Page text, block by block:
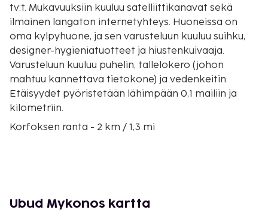
tv:t. Mukavuuksiin kuuluu satelliittikanavat sekä
ilmainen langaton internetyhteys. Huoneissa on
oma kylpyhuone, ja sen varusteluun kuuluu suihku,
designer-hygieniatuotteet ja hiustenkuivaaja.
Varusteluun kuuluu puhelin, tallelokero (johon
mahtuu kannettava tietokone) ja vedenkeitin.
Etäisyydet pyöristetään lähimpään 0,1 mailiin ja
kilometriin.
Korfoksen ranta - 2 km / 1,3 mi
Ágios Charálampos - 4,6 km / 2,9 mi
Plateia Yralos - 4,6 km / 2,9 mi
Ubud Mykonos kartta